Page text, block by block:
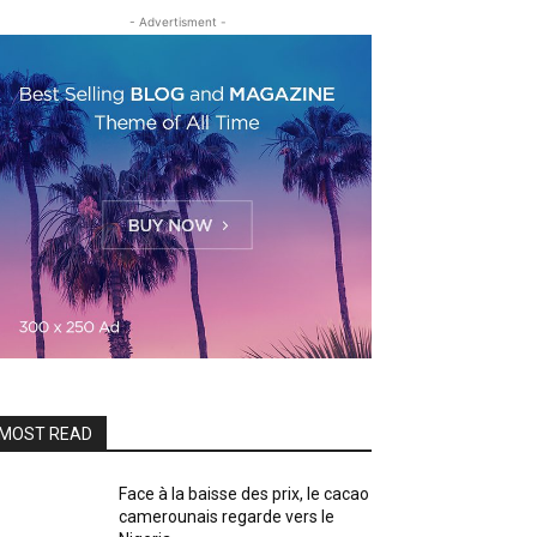
- Advertisment -
READ
Face à la baisse des prix, le cacao
camerounais regarde vers le